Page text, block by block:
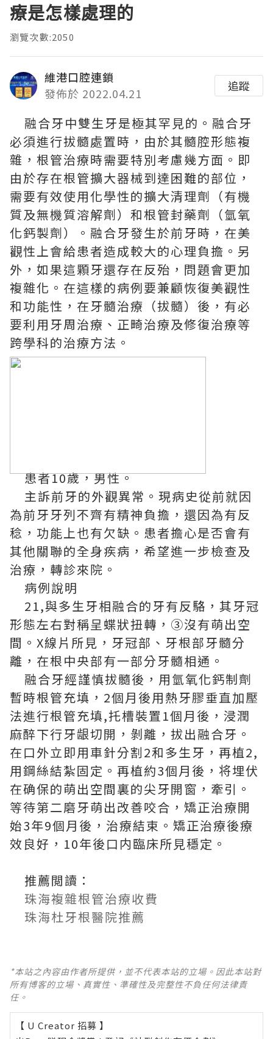
療是怎樣處理的
瀏覽次數:2050
維港口腔連鎖
發佈於 2022.04.21
追蹤
融合牙中雙生牙是極其罕見的。融合牙
必須進行拔髓處置時，由於其髓腔形態複
雜，根管治療時需要特別考慮幾方面。即
由於存在根管擴大器械到達困難的部位，
需要有效使用化學性的擴大清理劑（有機
質及無機質溶解劑）和根管封藥劑（氫氧
化鈣製劑）。融合牙發生於前牙時，在美
觀性上會給患者造成較大的心理負擔。另
外，如果這顆牙還存在反殆，問題會更加
複雜化。在這樣的病例要兼顧恢復美觀性
和功能性，在牙髓治療（拔髓）後，有必
要利用牙周治療、正畸治療及修復治療等
跨學科的治療方法。
患者10歲，男性。
主訴前牙的外觀異常。現病史從前就因
為前牙牙列不齊有精神負擔，還因為有反
稔，功能上也有欠缺。患者擔心是否會有
其他關聯的全身疾病，希望進一步檢查及
治療，轉診來院。
病例說明
21,與多生牙相融合的牙有反駱，其牙冠
形態左右對稱呈蝶狀扭轉，③沒有萌出空
間。X線片所見，牙冠部、牙根部牙髓分
離，在根中央部有一部分牙髓相通。
融合牙經謹慎拔髓後，用氫氧化鈣制劑
暫時根管充填，2個月後用熱牙膠垂直加壓
法進行根管充填,托槽裝置1個月後，浸潤
麻醉下行牙龈切開，剝離，拔出融合牙。
在口外立即用車針分割2和多生牙，再植2,
用鋼絲結紮固定。再植約3個月後，将埋伏
在确保的萌出空間裏的尖牙開窗，牽引。
等待第二磨牙萌出改善咬合，矯正治療開
始3年9個月後，治療結束。矯正治療後療
效良好，10年後口内臨床所見穩定。
推薦閲讀：
珠海複雜根管治療收費
珠海杜牙根醫院推薦
*本站之內容由作者所提供，並不代表本站的立場。因此本站對
所有博客的立場、真實性、準確性及完整性不負任何法律責
任。
【 U Creator 招募 】